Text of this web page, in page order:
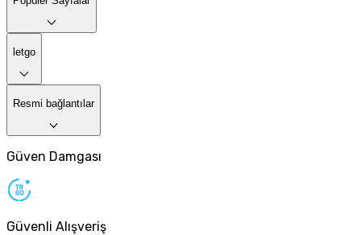
letgo
Resmi bağlantılar
Güven Damgası
Güvenli Alışveriş